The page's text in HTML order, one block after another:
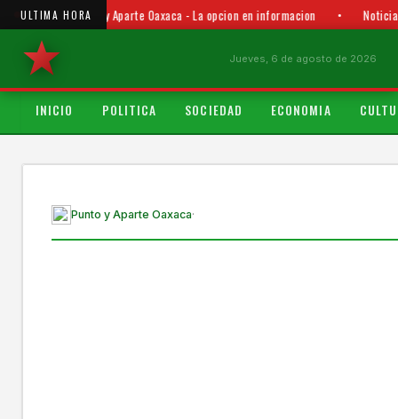
ULTIMA HORAPunto y Aparte Oaxaca - La opcion en informacion •
Jueves, 6 de agosto de 2026
INICIO POLITICA SOCIEDAD ECONOMIA
Punto y Aparte Oaxaca·